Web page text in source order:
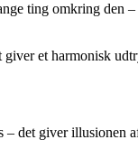
ting omkring
et harmonisk
det giver